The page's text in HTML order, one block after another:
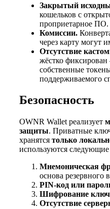
Закрытый
кошельков с
проприетарное ПО.
Комиссии.
через карту могут
Отсутствие
жёстко фиксирован
собственные
поддерживаемого
Безопасность
OWNR Wallet реализует
защиты. Приватные
хранятся только
используются
Мнемоническая
основа резервного
PIN-код или
Шифрование
Отсутствие